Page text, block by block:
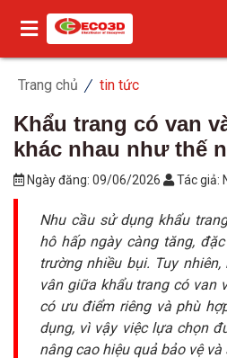
Trang chủ tin tức
Khẩu trang có van
khác nhau như thế
Ngày đăng: 09/06/2026 Tác giả:
Nhu cầu sử dụng khẩu
hô hấp ngày càng tăng,
trường nhiều bụi. Tuy
vân giữa khẩu trang có van
có ưu điểm riêng và phù
dụng, vì vậy việc lựa chọn
nâng cao hiệu quả bảo vệ